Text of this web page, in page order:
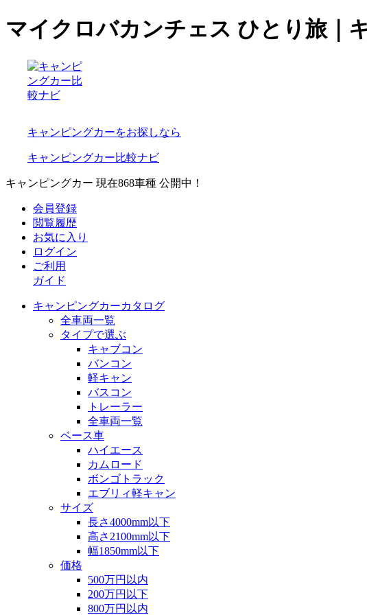
マイクロバカンチェス ひとり旅｜
キャンピングカーをお探しなら
キャンピングカー比較ナビ
キャンピングカー 現在868車種 公開中！
会員登録
閲覧履歴
お気に入り
ログイン
ご利用
ガイド
キャンピングカーカタログ
全車両一覧
タイプで選ぶ
キャブコン
バンコン
軽キャン
バスコン
トレーラー
全車両一覧
ベース車
ハイエース
カムロード
ボンゴトラック
エブリィ軽キャン
サイズ
長さ4000mm以下
高さ2100mm以下
幅1850mm以下
価格
500万円以内
200万円以下
800万円以内